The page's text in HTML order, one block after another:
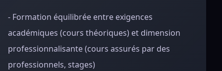
- Formation équilibrée entre exigences
académiques (cours théoriques) et dimension
professionnalisante (cours assurés par des
professionnels, stages)